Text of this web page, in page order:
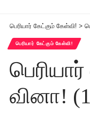
பெரியார் கேட்கும் கேள்வி! >
பெரியார் கேட்கும் கேள்வி!
வினா!